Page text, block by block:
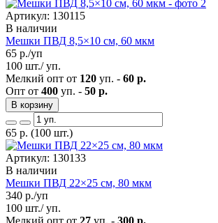
Артикул: 130115
В наличии
Мешки ПВД 8,5×10 см, 60 мкм
65 р./уп
100 шт./ уп.
Мелкий опт от 120 уп. - 60 р.
Опт от 400 уп. - 50 р.
В корзину
65 р. (100 шт.)
Артикул: 130133
В наличии
Мешки ПВД 22×25 см, 80 мкм
340 р./уп
100 шт./ уп.
Мелкий опт от 27 уп. - 300 р.